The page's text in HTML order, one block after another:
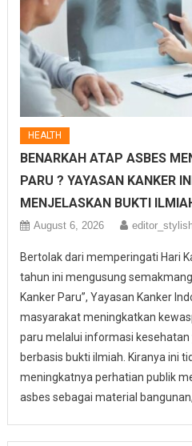
HEALTH
BENARKAH ATAP ASBES
PARU ? YAYASAN KANKER
MENJELASKAN BUKTI
August 6, 2026
Bertolak dari memperingati Hari
tahun ini mengusung
Kanker Paru”, Yayasan Kanker
masyarakat meningkatkan
paru melalui informasi
berbasis bukti ilmiah. Kiranya ini
meningkatnya perhatian publik
asbes sebagai material bangunan,